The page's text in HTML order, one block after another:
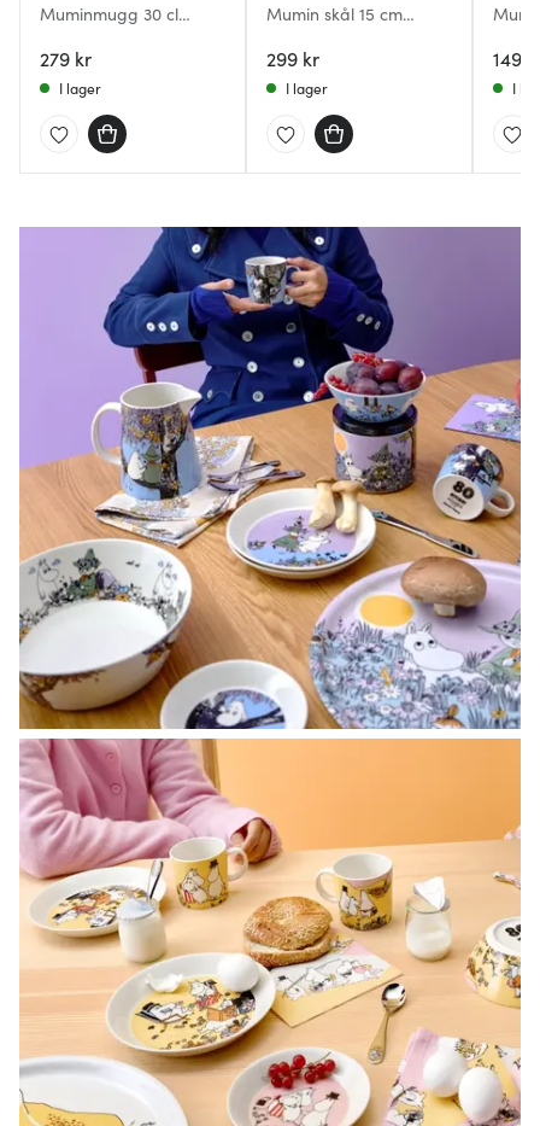
Muminmugg 30 cl
279 kr
I lager
Mumin skål 15 cm
299 kr
I lager
149
I